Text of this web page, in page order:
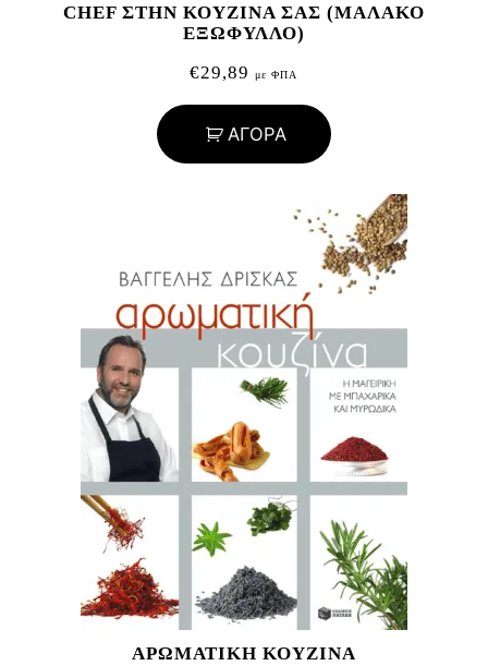
CHEF ΣΤΗΝ ΚΟΥΖΙΝΑ ΣΑΣ (ΜΑΛΑΚΟ
ΕΞΩΦΥΛΛΟ)
€29,89 με ΦΠΑ
ΑΓΟΡΑ
ΑΡΩΜΑΤΙΚΗ ΚΟΥΖΙΝΑ